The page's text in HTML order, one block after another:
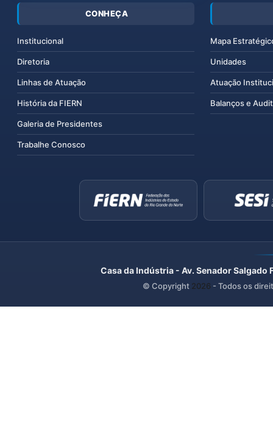
CONHEÇA
Institucional
Diretoria
Linhas de Atuação
História da FIERN
Galeria de Presidentes
Trabalhe Conosco
Mapa
Unidades
Atuação
Balanços e
Casa da Indústria - Av. Senador
© Copyright 2026 - Todos os